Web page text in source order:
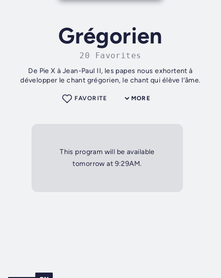
Grégorien
20 Favorites
De Pie X à Jean-Paul II, les papes nous exhortent à
développer le chant grégorien, le chant qui élève l’âme.
MORE
FAVORITE
This program will be available
tomorrow at 9:29AM.